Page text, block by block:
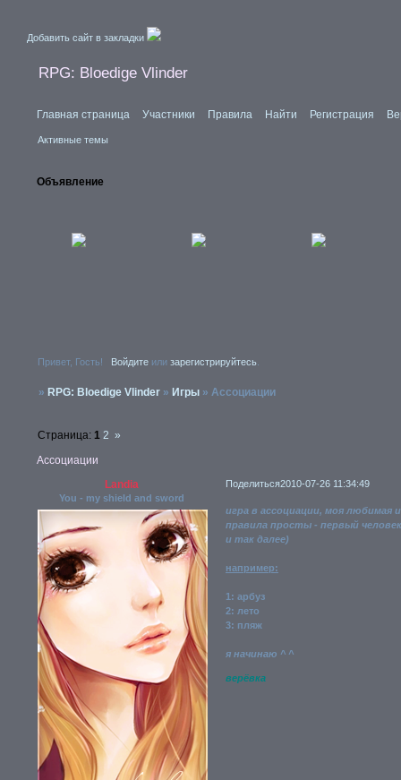
Добавить сайт в закладки
RPG: Bloedige Vlinder
Главная страница Участники Правила Найти Регистрация
Активные темы
Объявление
Привет, Гость! Войдитеили зарегистрируйтесь.
» RPG: Bloedige Vlinder » Игры »Ассоциации
Ассоциации
Страница:1 2 »
Поделиться2010-07-26 11:34:49
Landia
You - my shield and sword
игра в ассоциации, моя любимая
правила просты - первый
и так далее)
например:
1: арбуз
2: лето
3: пляж
я начинаю ^ ^
верёвка